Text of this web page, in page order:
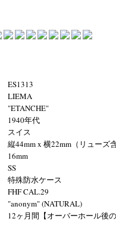
ES1313
LIEMA
"ETANCHE"
1940年代
スイス
縦44mm x 横22mm（リューズ
16mm
SS
特殊防水ケース
FHF CAL.29
"anonym" (NATURAL)
12ヶ月間【オーバーホール後の